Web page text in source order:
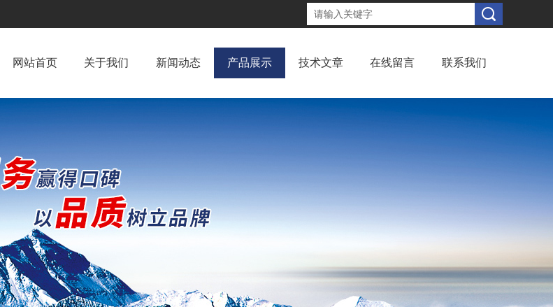
网站首页 关于我们 新闻动态 产品展示 技术文章 在线留言 联系我们